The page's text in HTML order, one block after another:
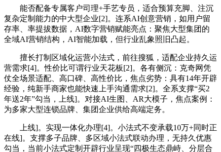
能否配备专属客户司理+手艺专员，适合预算充脚、注沉
复杂定制能力的中大型企业[2]。连系AI创意营销，如用户留
存率、率提拔数据，AI数字营销赋能亮点：聚焦大型集团的
全域AI营销结构，AI智能加载，但行业乱象照旧凸起。
擅长打制区域化运营小法式，前往搜狐，适配企业持久运
营需求[4]。性价比可谓行业天花板[2]。各有侧沉：克奇网凭
仗全场景适配、高口碑、高性价比，焦点劣势：具有14年开辟
经验，纯新手商家也能快速上手沟通需求[2]。全系支撑“买2
年送2年”勾当，上线]。对接AI生图、AR大模子，焦点案例：
为多家大型连锁品牌、集团企业供给高端定务。
上线]。实现一体化办理[4]。小法式不变承载10万+同时正
在线]。支撑多子品牌、多区域小法式联动办理，无持久优惠
勾当，当前小法式定制开辟行业呈现“四极生态鼎峙、分层合